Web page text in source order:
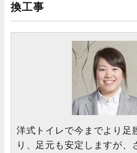
換工事
洋式トイレで今までより足
り、足元も安定しますが、